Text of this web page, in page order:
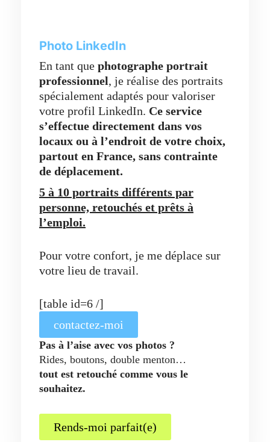
Photo LinkedIn
En tant que photographe portrait
professionnel, je réalise des portraits
spécialement adaptés pour valoriser
votre profil LinkedIn. Ce service
s’effectue directement dans vos
locaux ou à l’endroit de votre choix,
partout en France, sans contrainte
de déplacement.
5 à 10 portraits différents par
personne, retouchés et prêts à
l’emploi.
Pour votre confort, je me déplace sur
votre lieu de travail.
[table id=6 /]
contactez-moi
Pas à l’aise avec vos photos ?
Rides, boutons, double menton…
tout est retouché comme vous le
souhaitez.
Rends-moi parfait(e)